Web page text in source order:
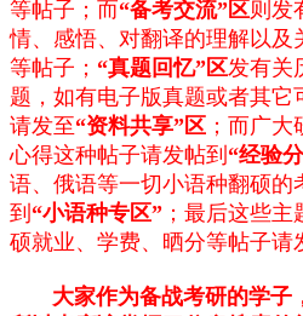
等帖子；而“备考交流”区则发
情、感悟、对翻译的理解以及
等帖子； “真题回忆”区发有关
题，如有电子版真题或者其它
请发至“资料共享”区 ；而广
心得这种帖子请发帖到 “经验
语、俄语等一切小语种翻硕的
到 “小语种专区” ；最后这些
硕就业、学费、晒分等帖子请
大家作为备战考研的学子